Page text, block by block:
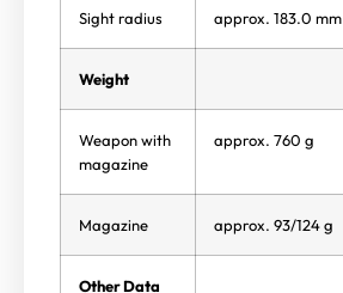
Sight radius approx. 183.0 mm
Weight
Weapon with
magazine
approx. 760 g
Magazine approx. 93/124 g
Other Data